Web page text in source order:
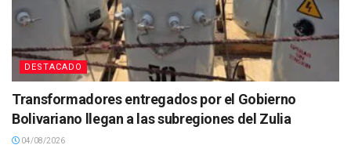
DESTACADO
Transformadores entregados por el Gobierno
Bolivariano llegan a las subregiones del Zulia
04/08/2026